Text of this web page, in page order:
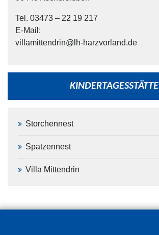
Tel. 03473 – 22 19 217
E-Mail:
villamittendrin@lh-harzvorland.de
KINDERTAGESSTÄTTE
Storchennest
Spatzennest
Villa Mittendrin